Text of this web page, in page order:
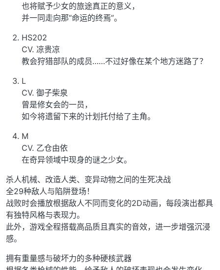
也将赋予少女的旅途真正的意义，
并一同走向那“命运的终焉”。
HS202
CV. 凉贵凉
教会狩猎部队的成员……不过好像在某个地方迷路了？
L
CV. 御子柴泉
曾是修女会的一员，
如今将遗留下来的计划托付给了主角。
M
CV. 乙仓由依
在奇异领域中现身的谜之少女。
杀人机械、改造人类、变异动物之间的生死决战
全29种敌人与陷阱登场！
战败时会播放根据敌人不同而变化的2D动画，每段演出都具
有独特风格与表现力。
此外，游戏全程搭载高品质且真实的音效，进一步增强沉浸
感。
拥有重量感与破坏力的多种硬核武器